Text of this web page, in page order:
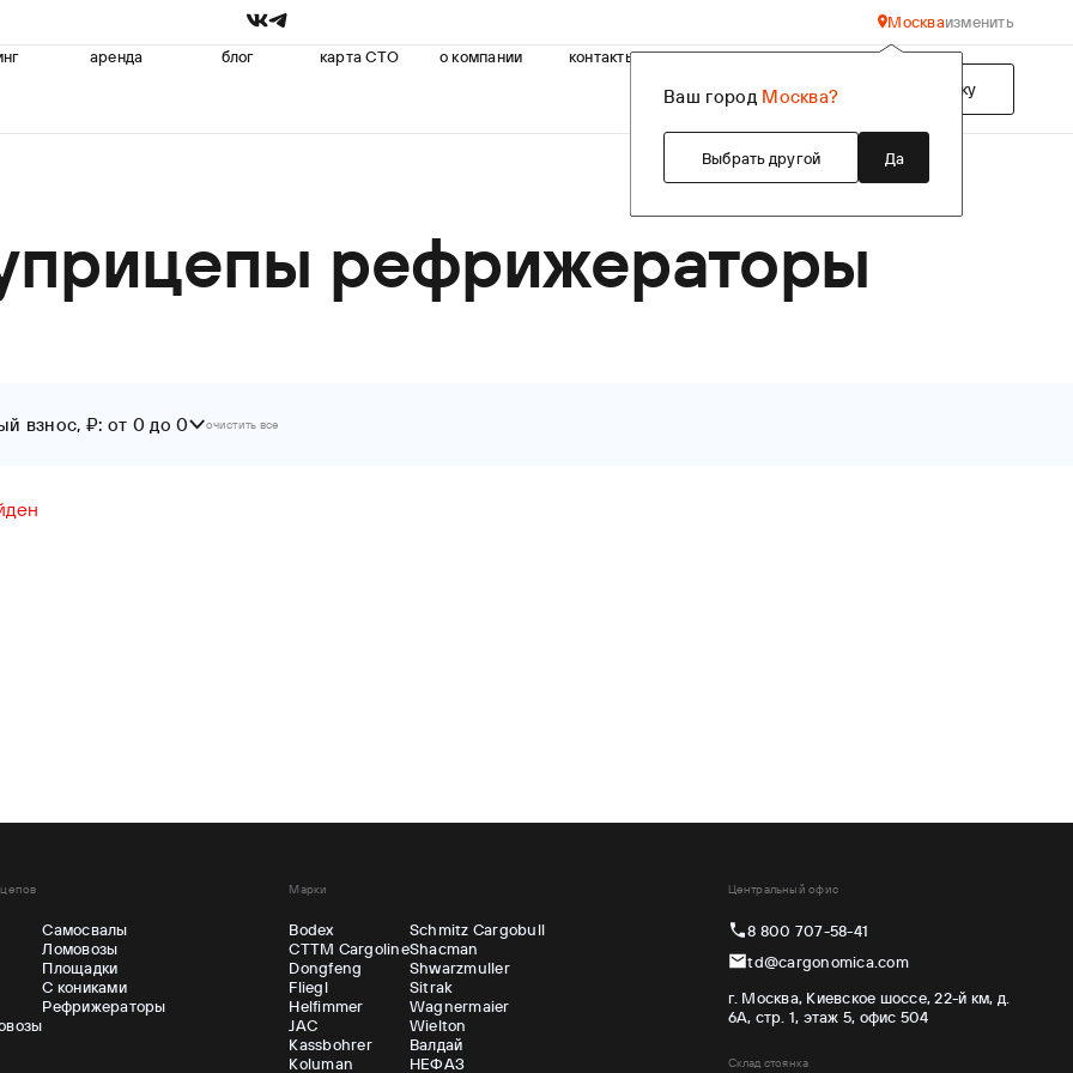
Москва
Ваш город Москва?
Выбрать другой Да
изменить
аренда блог карта СТО о компании
контакты
Подобрать технику
рефрижераторы
взнос, ₽: от 0 до 0 очистить все
Самосвалы
Ломовозы
Площадки
С кониками
Рефрижераторы
Марки
Bodex
CTTM Cargoline
Dongfeng
Fliegl
Helfimmer
JAC
Kassbohrer
Koluman
Schmitz Cargobull
Shacman
Shwarzmuller
Sitrak
Wagnermaier
Wielton
Валдай
НЕФАЗ
Центральный офис
8 800 707-58-41
td@cargonomica.com
г. Москва, Киевское шоссе, 22-й км, д.
6А, стр. 1, этаж 5, офис 504
Склад стоянка